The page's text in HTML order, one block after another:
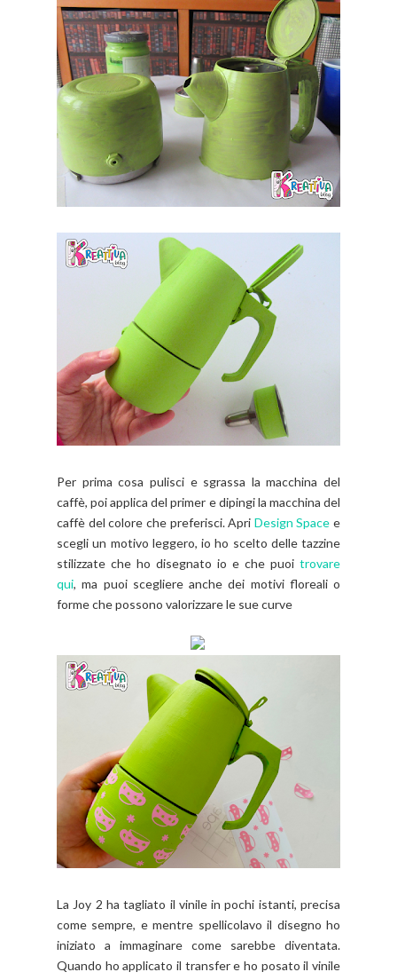
Per prima cosa pulisci e sgrassa la macchina del
caffè, poi applica del primer e dipingi la macchina del
caffè del colore che preferisci. Apri Design Space e
scegli un motivo leggero, io ho scelto delle tazzine
stilizzate che ho disegnato io e che puoi trovare
qui, ma puoi scegliere anche dei motivi floreali o
forme che possono valorizzare le sue curve
La Joy 2 ha tagliato il vinile in pochi istanti, precisa
come sempre, e mentre spellicolavo il disegno ho
iniziato a immaginare come sarebbe diventata.
Quando ho applicato il transfer e ho posato il vinile